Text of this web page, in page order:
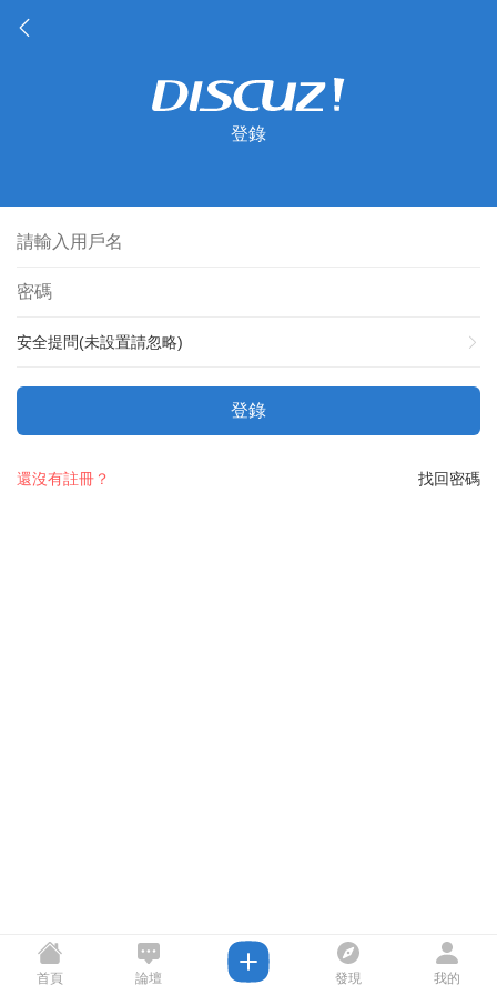
登錄
安全提問(未設置請忽略)
登錄
找回密碼
還沒有註冊？
首頁 論壇 發現 我的